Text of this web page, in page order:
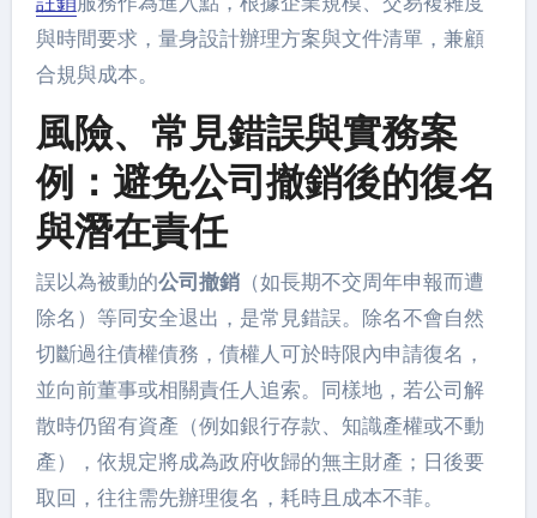
與時間要求，量身設計辦理方案與文件清單，兼顧
合規與成本。
風險、常見錯誤與實務案
例：避免公司撤銷後的復名
與潛在責任
誤以為被動的公司撤銷（如長期不交周年申報而遭
除名）等同安全退出，是常見錯誤。除名不會自然
切斷過往債權債務，債權人可於時限內申請復名，
並向前董事或相關責任人追索。同樣地，若公司解
散時仍留有資產（例如銀行存款、知識產權或不動
產），依規定將成為政府收歸的無主財產；日後要
取回，往往需先辦理復名，耗時且成本不菲。